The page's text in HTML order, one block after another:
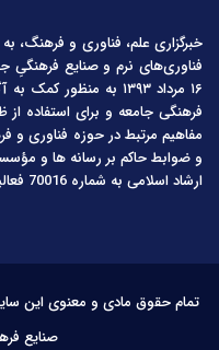
خبرگزاری علم، فناوری و فرهنگ،
فناوری‌های نرم و صنایع فرهنگیِ
۱۶ مرداد ۱۳۹۳ به
فرهنگی جامعه و برای استفاده
مفاهیم مرتبط در حوزه فناوری
و ضوابط حاکم بر رسانه ها و
ارشاد اسلامی به شماره 70016 فعالیت خود را آغاز کرده است.
تمام حقوق مادی و معنوی این
صنایع